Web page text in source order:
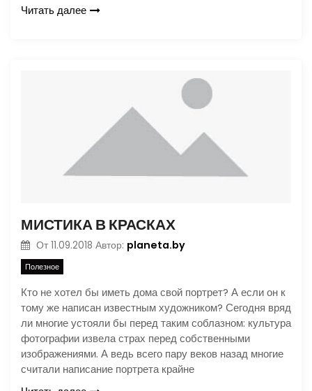
Читать далее
МИСТИКА В КРАСКАХ
От 11.09.2018 Автор: planeta.by
Полезное
Кто не хотел бы иметь дома свой портрет? А если он к
тому же написан известным художником? Сегодня вряд
ли многие устояли бы перед таким соблазном: культура
фотографии извела страх перед собственными
изображениями. А ведь всего пару веков назад многие
считали написание портрета крайне